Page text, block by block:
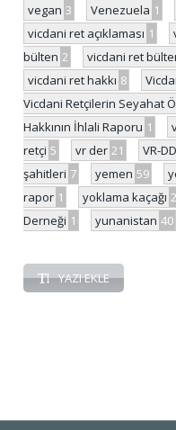
vegan 3 Venezuela 1
vicdani ret açıklaması 1
bülten 2 vicdani ret
vicdani ret hakkı 8
Vicdani Retçilerin Seyahat
Hakkının İhlali Raporu 1
retçi 5 vr der 21 VR-
şahitleri 7 yemen 59
rapor 1 yoklama kaçağı 2
Derneği 1 yunanistan 40
YAZI EKLE